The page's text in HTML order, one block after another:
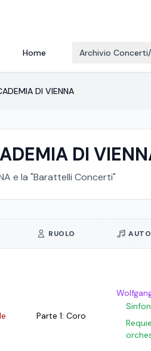
Home Archivio
DI VIENNA
DI
e la "Barattelli Concerti"
RUOLO
Parte 1: Coro